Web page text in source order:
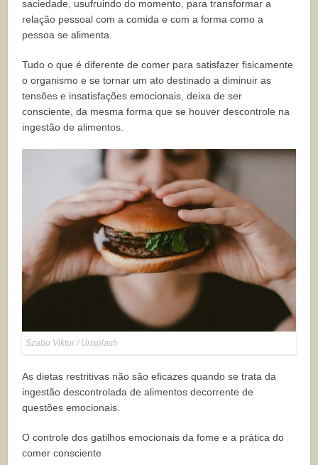
saciedade, usufruindo do momento, para transformar a
relação pessoal com a comida e com a forma como a
pessoa se alimenta.
Tudo o que é diferente de comer para satisfazer fisicamente
o organismo e se tornar um ato destinado a diminuir as
tensões e insatisfações emocionais, deixa de ser
consciente, da mesma forma que se houver descontrole na
ingestão de alimentos.
Szabo Viktor / Unsplash
As dietas restritivas não são eficazes quando se trata da
ingestão descontrolada de alimentos decorrente de
questões emocionais.
O controle dos gatilhos emocionais da fome e a prática do
comer consciente